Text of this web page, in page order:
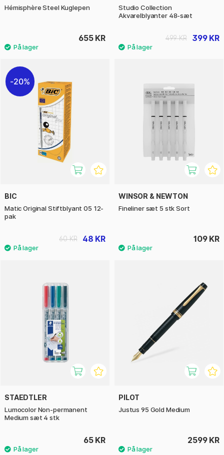
Hémisphère Steel Kuglepen
655 KR
Studio Collection
Akvarelblyanter 48-sæt
399 KR
499 KR
20%
BIC
Matic Original Stiftblyant 05 12-
pak
48 KR
60 KR
WINSOR & NEWTON
Fineliner sæt 5 stk Sort
109 KR
STAEDTLER
Lumocolor Non-permanent
Medium sæt 4 stk
65 KR
PILOT
Justus 95 Gold Medium
2599 KR